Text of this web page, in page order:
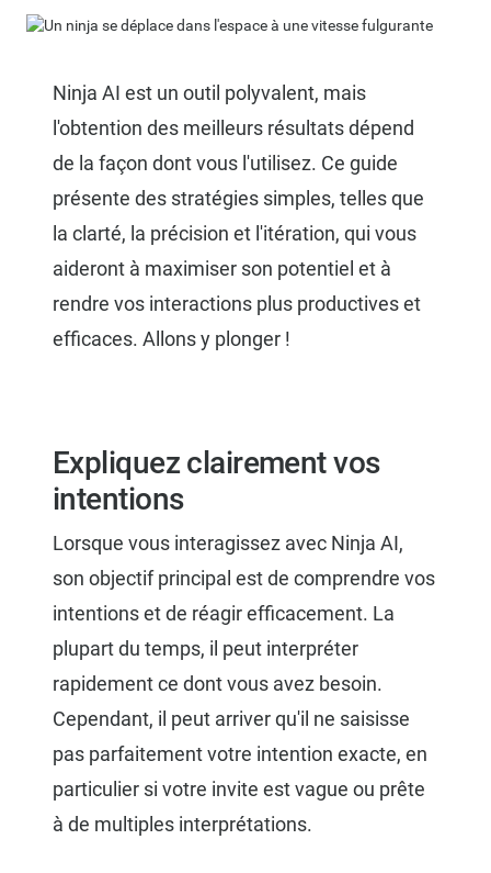
Ninja AI est un outil polyvalent, mais
l'obtention des meilleurs résultats dépend
de la façon dont vous l'utilisez. Ce guide
présente des stratégies simples, telles que
la clarté, la précision et l'itération, qui vous
aideront à maximiser son potentiel et à
rendre vos interactions plus productives et
efficaces. Allons y plonger !
Expliquez clairement vos
intentions
Lorsque vous interagissez avec Ninja AI,
son objectif principal est de comprendre vos
intentions et de réagir efficacement. La
plupart du temps, il peut interpréter
rapidement ce dont vous avez besoin.
Cependant, il peut arriver qu'il ne saisisse
pas parfaitement votre intention exacte, en
particulier si votre invite est vague ou prête
à de multiples interprétations.